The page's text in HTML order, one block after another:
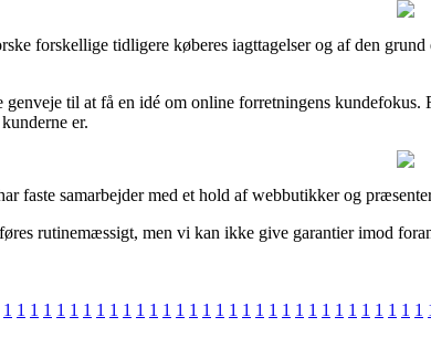
forskellige tidligere køberes iagttagelser og af den
til at få en idé om online forretningens
er.
faste samarbejder med et hold af webbutikker og
rutinemæssigt, men vi kan ikke give garantier imod
1 1 1 1 1 1 1 1 1 1 1 1 1 1 1 1 1 1 1 1 1 1 1 1 1 1 1 1 1 1 1 1